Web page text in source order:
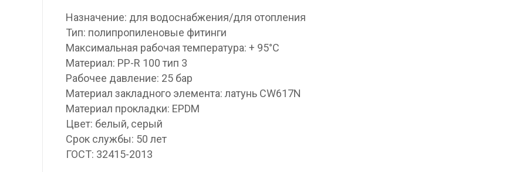
Назначение: для водоснабжения/для отопления
Тип: полипропиленовые фитинги
Максимальная рабочая температура: + 95°С
Материал: PP-R 100 тип 3
Рабочее давление: 25 бар
Материал закладного элемента: латунь CW617N
Материал прокладки: EPDM
Цвет: белый, серый
Срок службы: 50 лет
ГОСТ: 32415-2013